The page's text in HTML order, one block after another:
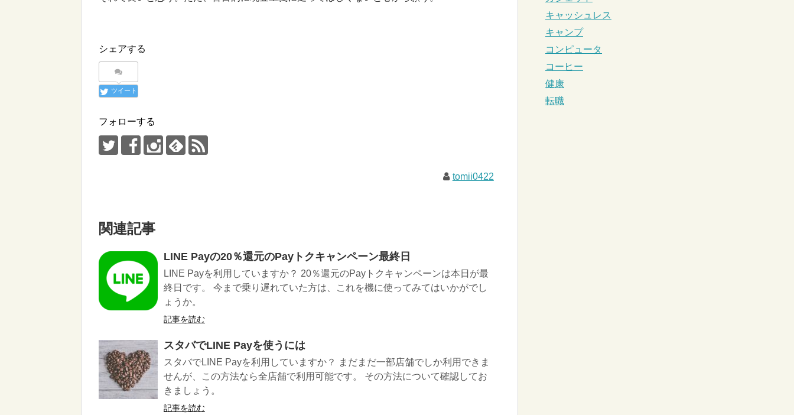
シェアする
ツイート
フォローする
tomii0422
関連記事
LINE Payの20％還元のPayトクキャンペーン最終日
LINE Payを利用していますか？ 20％還元のPayトクキャンペーンは本日が最
終日です。 今まで乗り遅れていた方は、これを機に使ってみてはいかがでし
ょうか。
記事を読む
スタバでLINE Payを使うには
スタバでLINE Payを利用していますか？ まだまだ一部店舗でしか利用できま
せんが、この方法なら全店舗で利用可能です。 その方法について確認してお
きましょう。
記事を読む
キャッシュレス
キャンプ
コンピュータ
コーヒー
健康
転職